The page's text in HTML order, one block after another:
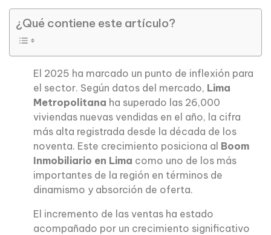
¿Qué contiene este artículo?
El 2025 ha marcado un punto de inflexión para
el sector. Según datos del mercado, Lima
Metropolitana ha superado las 26,000
viviendas nuevas vendidas en el año, la cifra
más alta registrada desde la década de los
noventa. Este crecimiento posiciona al Boom
Inmobiliario en Lima como uno de los más
importantes de la región en términos de
dinamismo y absorción de oferta.
El incremento de las ventas ha estado
acompañado por un crecimiento significativo